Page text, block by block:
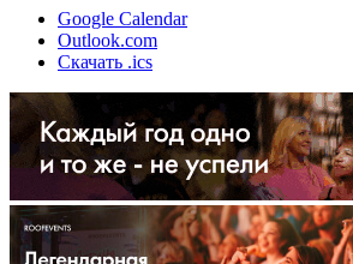
Google Calendar
Outlook.com
Скачать .ics